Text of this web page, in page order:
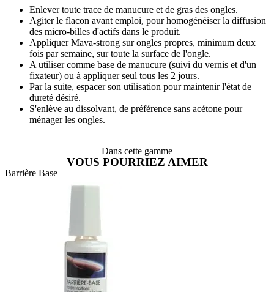
Enlever toute trace de manucure et de gras des ongles.
Agiter le flacon avant emploi, pour homogénéiser la diffusion
des micro-billes d'actifs dans le produit.
Appliquer Mava-strong sur ongles propres, minimum deux
fois par semaine, sur toute la surface de l'ongle.
A utiliser comme base de manucure (suivi du vernis et d'un
fixateur) ou à appliquer seul tous les 2 jours.
Par la suite, espacer son utilisation pour maintenir l'état de
dureté désiré.
S'enlève au dissolvant, de préférence sans acétone pour
ménager les ongles.
Dans cette gamme
VOUS POURRIEZ AIMER
Barrière Base